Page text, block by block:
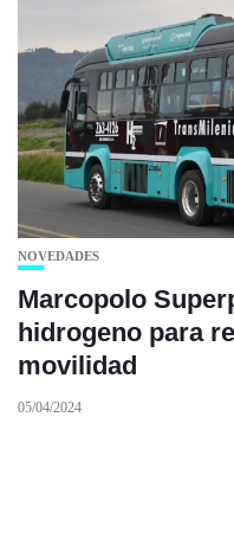
NOVEDADES
Marcopolo
hidrogeno para
movilidad
05/04/2024